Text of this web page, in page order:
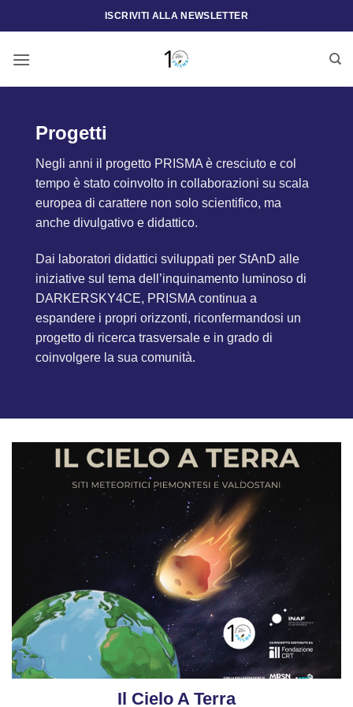
ai
ISCRIVITI ALLA NEWSLETTER
Progetti
Negli anni il progetto PRISMA è cresciuto e col
tempo è stato coinvolto in collaborazioni su scala
europea di carattere non solo scientifico, ma
anche divulgativo e didattico.
Dai laboratori didattici sviluppati per StAnD alle
iniziative sul tema dell’inquinamento luminoso di
DARKERSKY4CE, PRISMA continua a
espandere i propri orizzonti, riconfermandosi un
progetto di ricerca trasversale e in grado di
coinvolgere la sua comunità.
Il Cielo A Terra